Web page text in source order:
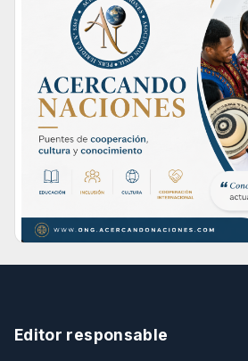
Editor responsable